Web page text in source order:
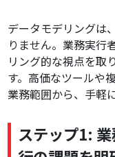
データモデリングは
りません。業務実行
リング的な視点を取
す。高価なツールや
業務範囲から、手軽
ステップ1: